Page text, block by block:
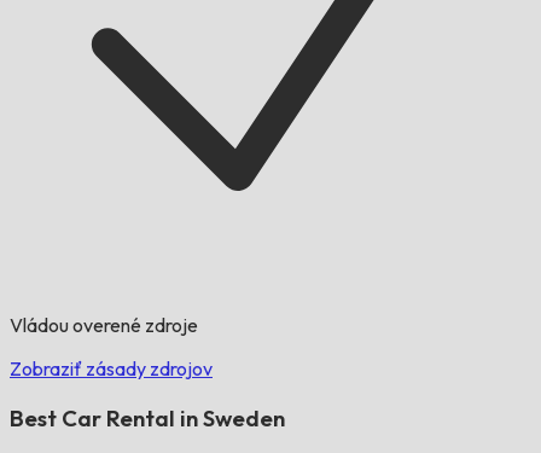
Vládou overené zdroje
Zobraziť zásady zdrojov
Best Car Rental in Sweden